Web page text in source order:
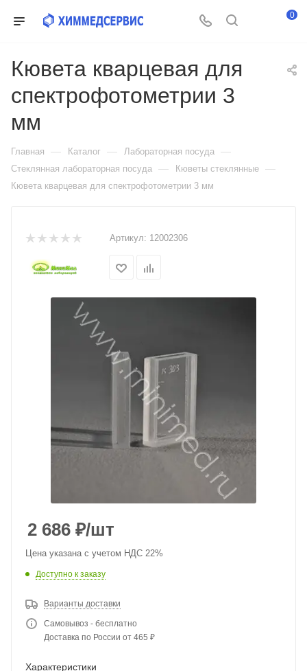
0
Кювета кварцевая для
спектрофотометрии 3
мм
Главная — Каталог — Лабораторная посуда —
Стеклянная лабораторная посуда — Кюветы стеклянные —
Кювета кварцевая для спектрофотометрии 3 мм
Артикул: 12002306
2 686 ₽/шт
Цена указана с учетом НДС 22%
Доступно к заказу
Варианты доставки
Самовывоз - бесплатно
Доставка по России от 465 ₽
Характеристики